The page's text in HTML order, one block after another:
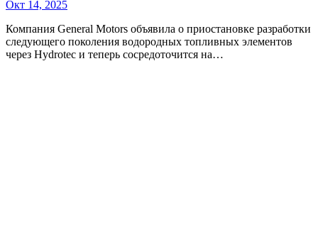
Окт 14, 2025
Компания General Motors объявила о приостановке разработки
следующего поколения водородных топливных элементов
через Hydrotec и теперь сосредоточится на…